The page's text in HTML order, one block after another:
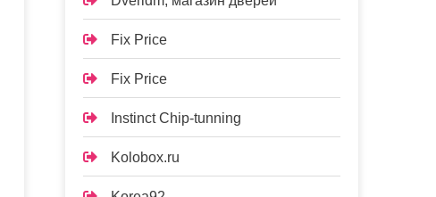
Fix Price
Fix Price
Instinct Chip-tunning
Kolobox.ru